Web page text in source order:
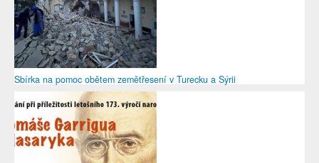
Sbírka na pomoc obětem zemětřesení v Turecku a Sýrii